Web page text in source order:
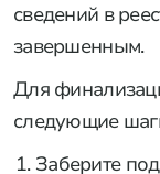
сведений в
завершенным.
Для
следующие
Заберите